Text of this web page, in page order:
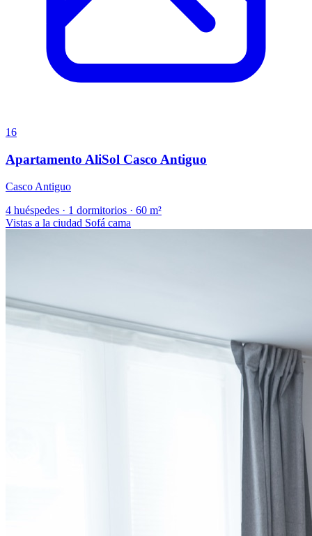
16
Apartamento AliSol Casco Antiguo
Casco Antiguo
4 huéspedes · 1 dormitorios · 60 m²
Vistas a la ciudad Sofá cama